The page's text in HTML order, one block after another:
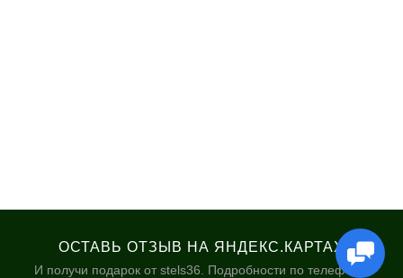
ОСТАВЬ ОТЗЫВ НА ЯНДЕКС.КАРТАХ
И получи подарок от stels36. Подробности по телефону: